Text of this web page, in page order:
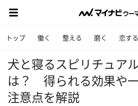
トップ 働く 整える 磨く 恋する
犬と寝るスピリチュア
は？ 得られる効果や
注意点を解説